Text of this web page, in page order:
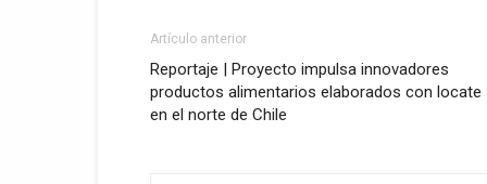
Artículo anterior
Reportaje | Proyecto impulsa innovadores
productos alimentarios elaborados con locate
en el norte de Chile